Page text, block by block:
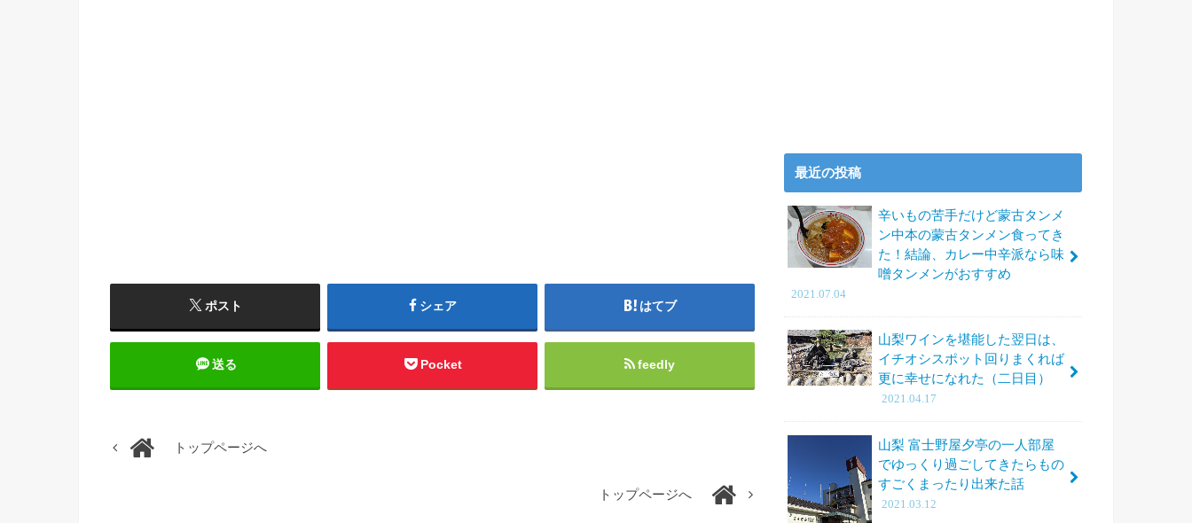
ポスト シェア はてブ
送る Pocket feedly
トップページへ
トップページへ
最近の投稿
辛いもの苦手だけど蒙古タンメ
ン中本の蒙古タンメン食ってき
た！結論、カレー中辛派なら味
噌タンメンがおすすめ
2021.07.04
山梨ワインを堪能した翌日は、
イチオシスポット回りまくれば
更に幸せになれた（二日目）
2021.04.17
山梨 富士野屋夕亭の一人部屋
でゆっくり過ごしてきたらもの
すごくまったり出来た話
2021.03.12